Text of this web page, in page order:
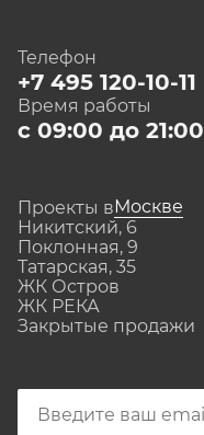
Телефон
+7 495 120-10-11
Время работы
с 09:00 до 21:00
Проекты вМоскве
Никитский, 6
Поклонная, 9
Татарская, 35
ЖК Остров
ЖК РЕКА
Закрытые продажи